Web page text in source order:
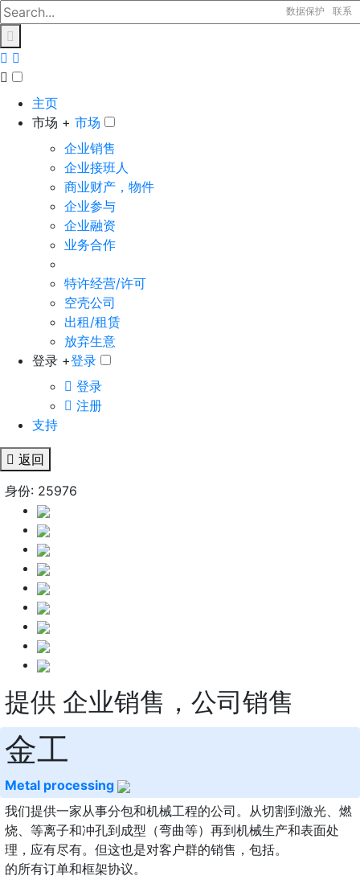
数据保护 联系
主页
市场 + 市场
企业销售
企业接班人
商业财产，物件
企业参与
企业融资
业务合作
特许经营/许可
空壳公司
出租/租赁
放弃生意
登录 +登录
登录
注册
支持
返回
身份: 25976
提供 企业销售，公司销售
金工
Metal processing
我们提供一家从事分包和机械工程的公司。从切割到激光、燃
烧、等离子和冲孔到成型（弯曲等）再到机械生产和表面处
理，应有尽有。但这也是对客户群的销售，包括。
的所有订单和框架协议。